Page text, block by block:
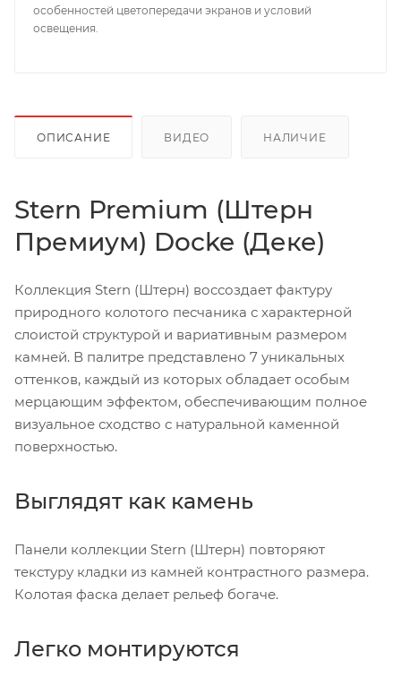
особенностей цветопередачи экранов и условий
освещения.
ОПИСАНИЕ ВИДЕО НАЛИЧИЕ
Stern Premium (Штерн
Премиум) Docke (Деке)
Коллекция Stern (Штерн) воссоздает фактуру
природного колотого песчаника с характерной
слоистой структурой и вариативным размером
камней. В палитре представлено 7 уникальных
оттенков, каждый из которых обладает особым
мерцающим эффектом, обеспечивающим полное
визуальное сходство с натуральной каменной
поверхностью.
Выглядят как камень
Панели коллекции Stern (Штерн) повторяют
текстуру кладки из камней контрастного размера.
Колотая фаска делает рельеф богаче.
Легко монтируются